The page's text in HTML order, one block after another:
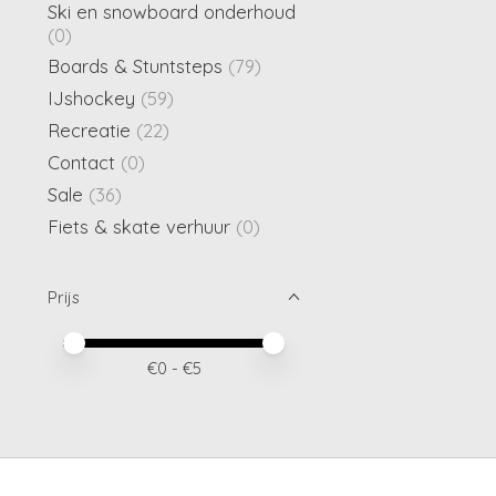
Ski en snowboard onderhoud
(0)
Boards & Stuntsteps (79)
IJshockey (59)
Recreatie (22)
Contact (0)
Sale (36)
Fiets & skate verhuur (0)
Prijs
Minimale prijswaarde
Price maximum value
€0 - €5